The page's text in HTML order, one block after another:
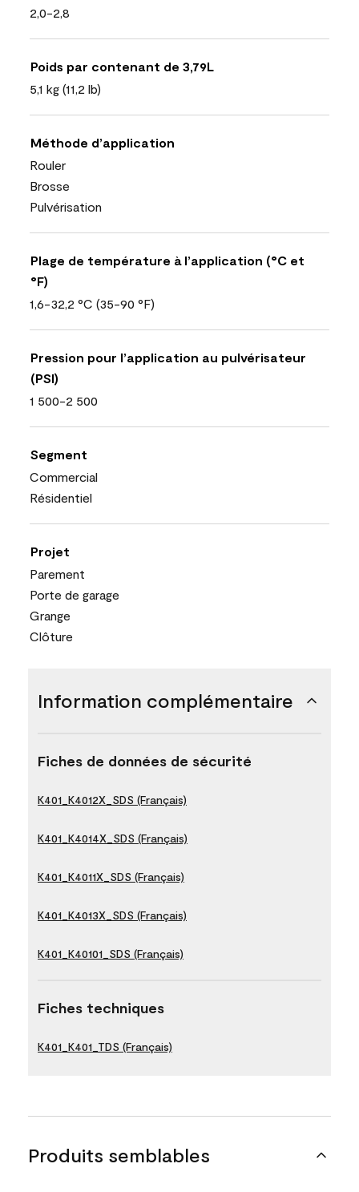
2,0-2,8
Poids par contenant de 3,79L
5,1 kg (11,2 lb)
Méthode d’application
Rouler
Brosse
Pulvérisation
Plage de température à l’application (°C et
°F)
1,6-32,2 °C (35-90 °F)
Pression pour l’application au pulvérisateur
(PSI)
1 500-2 500
Segment
Commercial
Résidentiel
Projet
Parement
Porte de garage
Grange
Clôture
Information complémentaire
Fiches de données de sécurité
K401_K4012X_SDS (Français)
K401_K4014X_SDS (Français)
K401_K4011X_SDS (Français)
K401_K4013X_SDS (Français)
K401_K40101_SDS (Français)
Fiches techniques
K401_K401_TDS (Français)
Produits semblables